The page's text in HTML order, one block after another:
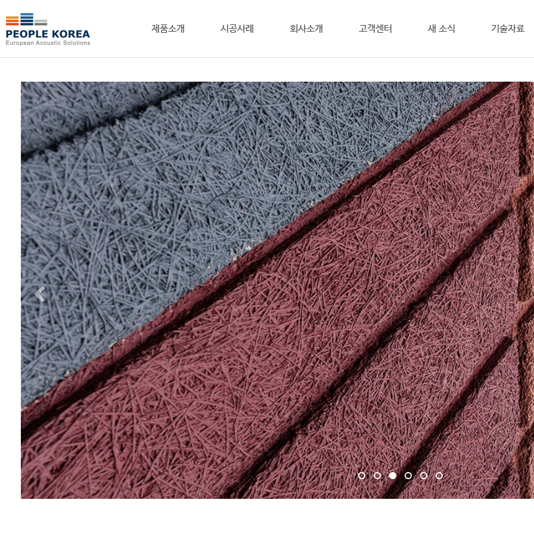
제품소개 시공사례 회사소개 고객센터 새 소식 기술자료
Previous